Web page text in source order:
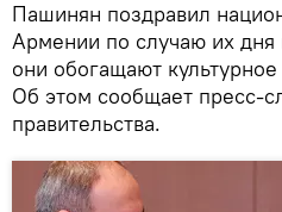
Пашинян поздравил
Армении по случаю их дня
они обогащают
Об этом сообщает пресс-
правительства.